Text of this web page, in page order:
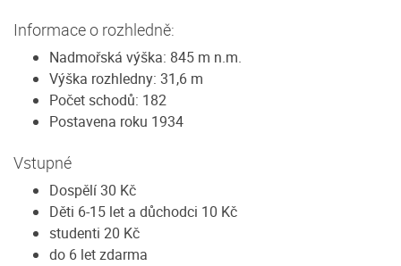
Informace o rozhledně:
Nadmořská výška: 845 m n.m.
Výška rozhledny: 31,6 m
Počet schodů: 182
Postavena roku 1934
Vstupné
Dospělí 30 Kč
Děti 6-15 let a důchodci 10 Kč
studenti 20 Kč
do 6 let zdarma